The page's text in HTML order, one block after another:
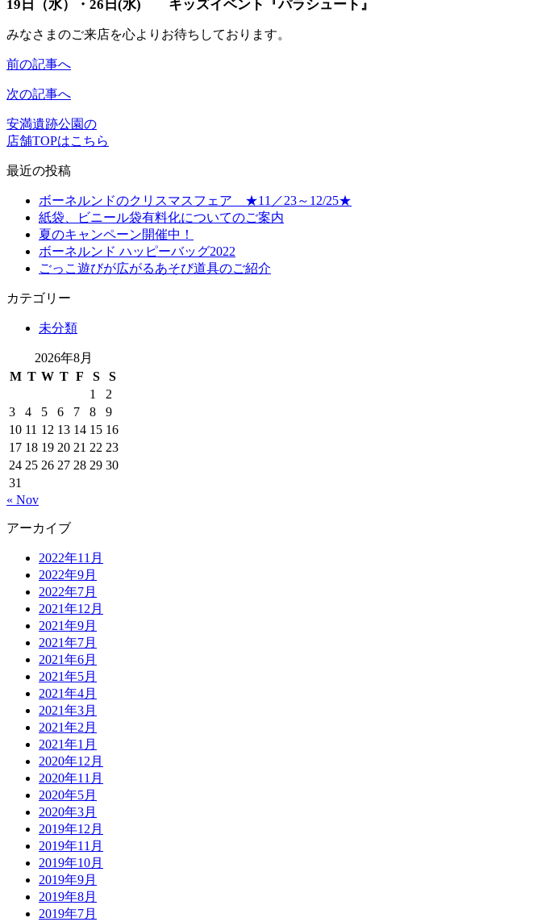
19日（水）・26日(水) キッズイベント『パラシュート』
みなさまのご来店を心よりお待ちしております。
前の記事へ
次の記事へ
安満遺跡公園の
店舗TOPはこちら
最近の投稿
ボーネルンドのクリスマスフェア ★11／23～12/25★
紙袋、ビニール袋有料化についてのご案内
夏のキャンペーン開催中！
ボーネルンド ハッピーバッグ2022
ごっこ遊びが広がるあそび道具のご紹介
カテゴリー
未分類
2026年8月
M T W T F S
S
1
2
3
4 5 6 7 8
9
10 11 12 13 14 15 16
17 18 19 20 21 22 23
24 25 26 27 28 29 30
31
« Nov
アーカイブ
2022年11月
2022年9月
2022年7月
2021年12月
2021年9月
2021年7月
2021年6月
2021年5月
2021年4月
2021年3月
2021年2月
2021年1月
2020年12月
2020年11月
2020年5月
2020年3月
2019年12月
2019年11月
2019年10月
2019年9月
2019年8月
2019年7月